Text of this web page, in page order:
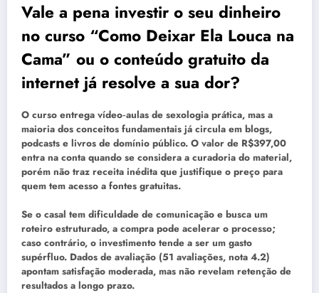
Vale a pena investir o seu dinheiro
no curso “Como Deixar Ela Louca na
Cama” ou o conteúdo gratuito da
internet já resolve a sua dor?
O curso entrega vídeo‑aulas de sexologia prática, mas a
maioria dos conceitos fundamentais já circula em blogs,
podcasts e livros de domínio público. O valor de R$397,00
entra na conta quando se considera a curadoria do material,
porém não traz receita inédita que justifique o preço para
quem tem acesso a fontes gratuitas.
Se o casal tem dificuldade de comunicação e busca um
roteiro estruturado, a compra pode acelerar o processo;
caso contrário, o investimento tende a ser um gasto
supérfluo. Dados de avaliação (51 avaliações, nota 4.2)
apontam satisfação moderada, mas não revelam retenção de
resultados a longo prazo.